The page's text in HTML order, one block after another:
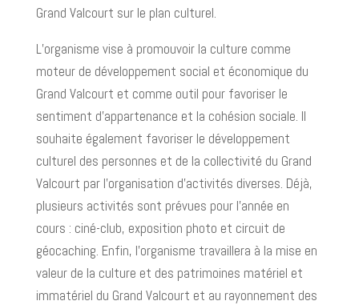
Grand Valcourt sur le plan culturel.
L’organisme vise à promouvoir la culture comme
moteur de développement social et économique du
Grand Valcourt et comme outil pour favoriser le
sentiment d’appartenance et la cohésion sociale. Il
souhaite également favoriser le développement
culturel des personnes et de la collectivité du Grand
Valcourt par l’organisation d’activités diverses. Déjà,
plusieurs activités sont prévues pour l’année en
cours : ciné-club, exposition photo et circuit de
géocaching. Enfin, l’organisme travaillera à la mise en
valeur de la culture et des patrimoines matériel et
immatériel du Grand Valcourt et au rayonnement des